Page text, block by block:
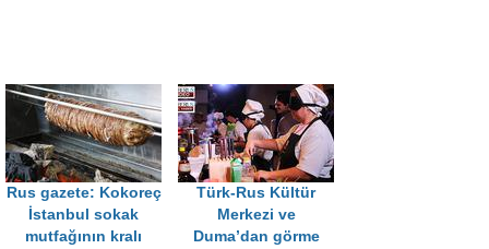
Rus gazete: Kokoreç
İstanbul sokak
mutfağının kralı
Türk-Rus Kültür
Merkezi ve
Duma’dan görme